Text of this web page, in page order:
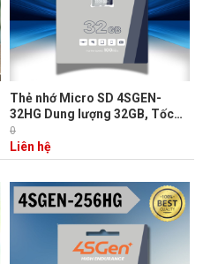
Thẻ nhớ Micro SD 4SGEN-
32HG Dung lượng 32GB, Tốc
độ đọc 100MB/s, Tốc độ ghi
30MB/s
0
Liên hệ